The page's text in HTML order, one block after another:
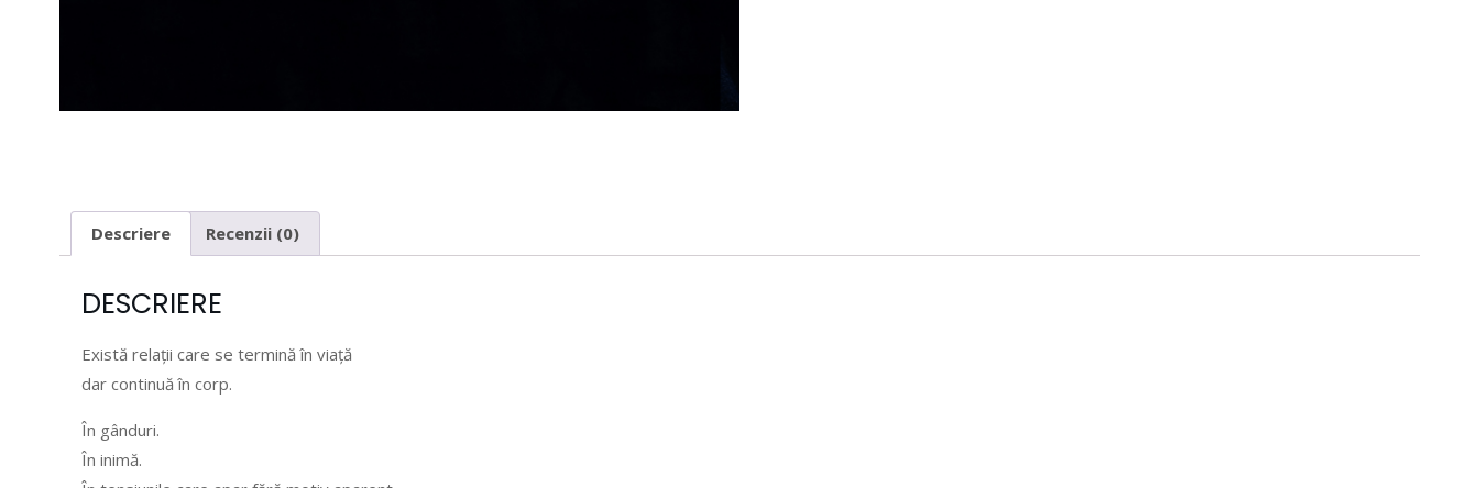
Descriere Recenzii (0)
DESCRIERE
Există relații care se termină în viață
dar continuă în corp.
În gânduri.
În inimă.